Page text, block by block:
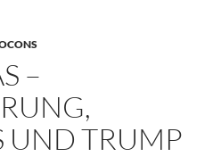
–
UND TRUMP